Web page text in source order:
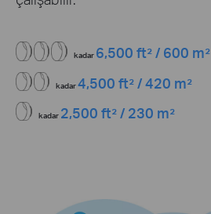
kadar 6,500 ft² / 600 m²
kadar4,500 ft² / 420 m²
kadar 2,500 ft² / 230 m²